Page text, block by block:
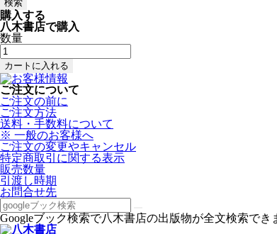
購入する
八木書店で購入
数量
ご注文について
ご注文の前に
ご注文方法
送料・手数料について
※ 一般のお客様へ
ご注文の変更やキャンセル
特定商取引に関する表示
販売数量
引渡し時期
お問合せ先
Googleブック検索で八木書店の出版物が全文検索でき